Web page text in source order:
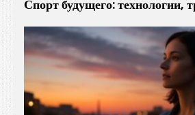
Спорт будущего: технологии,